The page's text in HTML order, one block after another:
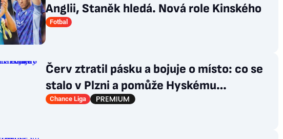
Anglii, Staněk hledá. Nová role Kinského
Fotbal
Červ ztratil pásku a bojuje o místo: co se
stalo v Plzni a pomůže Hyskému
nechtěný Adu?
Chance Liga